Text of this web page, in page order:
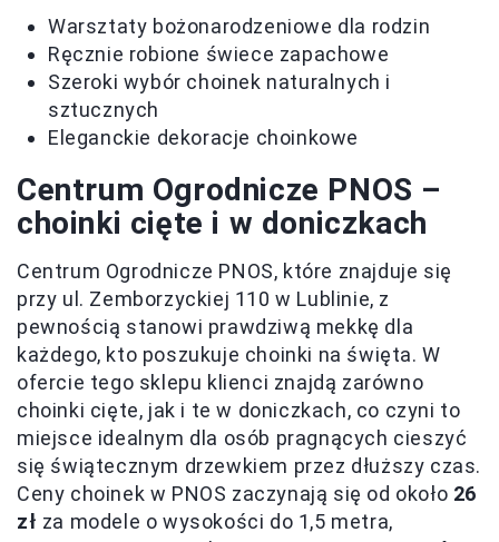
Warsztaty bożonarodzeniowe dla rodzin
Ręcznie robione świece zapachowe
Szeroki wybór choinek naturalnych i
sztucznych
Eleganckie dekoracje choinkowe
Centrum Ogrodnicze PNOS –
choinki cięte i w doniczkach
Centrum Ogrodnicze PNOS, które znajduje się
przy ul. Zemborzyckiej 110 w Lublinie, z
pewnością stanowi prawdziwą mekkę dla
każdego, kto poszukuje choinki na święta. W
ofercie tego sklepu klienci znajdą zarówno
choinki cięte, jak i te w doniczkach, co czyni to
miejsce idealnym dla osób pragnących cieszyć
się świątecznym drzewkiem przez dłuższy czas.
Ceny choinek w PNOS zaczynają się od około 26
zł za modele o wysokości do 1,5 metra,